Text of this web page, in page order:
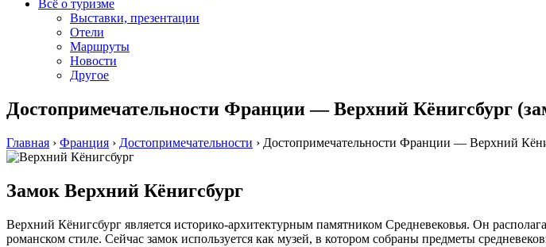
Всё о туризме
Выставки, презентации
Отели
Маршруты
Новости
Другое
Достопримечательности Франции — Верхний Кёнигсбург
Главная › Франция › Достопримечательности › Достопримечательности Франции — Верхний
Замок Верхний Кёнигсбург
Верхний Кёнигсбург является историко-архитектурным памятником Средневековья. Он
романском стиле. Сейчас замок используется как музей, в котором собраны предметы